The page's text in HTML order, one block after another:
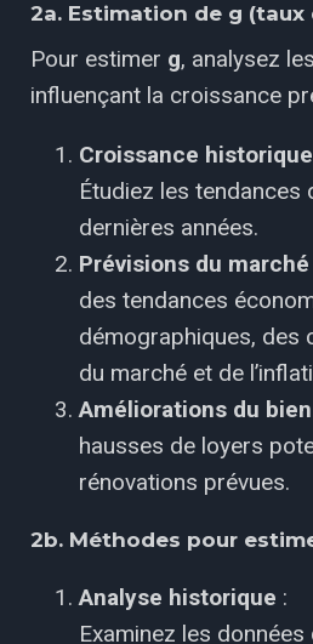
2a. Estimation de g (taux
Pour estimer g, analysez
influençant la croissance
Croissance
Étudiez les tendances
dernières années.
Prévisions du marché
des tendances
démographiques, des
du marché et de
Améliorations du bien
hausses de loyers
rénovations prévues.
2b. Méthodes pour
Analyse historique :
Examinez les